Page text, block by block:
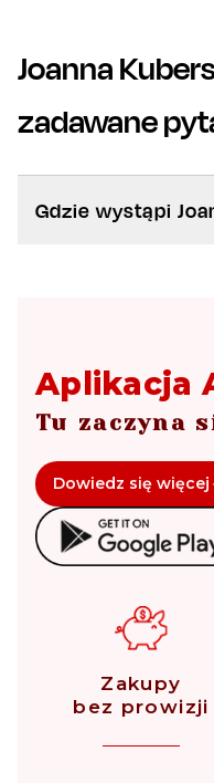
Joanna
zadawane
Gdzie wystąpi
Aplikacja
Tu zaczyna
Dowiedz się więcej
Zakupy
bez prowizji